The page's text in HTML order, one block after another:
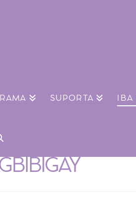
SUPORTA